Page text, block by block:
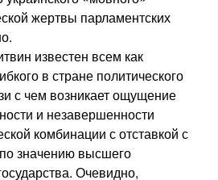
жертвы парламентских
известен всем как
в стране политического
с чем возникает ощущение
и незавершенности
комбинации с отставкой с
значению высшего
Очевидно,